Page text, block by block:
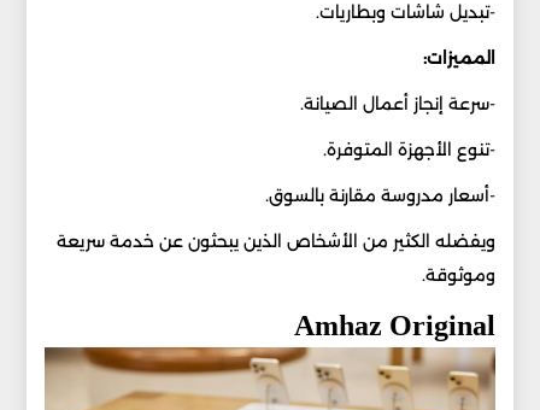
-تبديل شاشات وبطاريات.
المميزات:
-سرعة إنجاز أعمال الصيانة.
-تنوع الأجهزة المتوفرة.
-أسعار مدروسة مقارنة بالسوق.
ويفضله الكثير من الأشخاص الذين يبحثون عن خدمة سريعة
وموثوقة.
Amhaz Original